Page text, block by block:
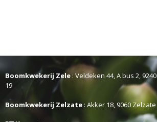
Boomkwekerij Zele: Veldeken 44, A bus 2,
19
Boomkwekerij Zelzate : Akker 18, 9060 Zelzate